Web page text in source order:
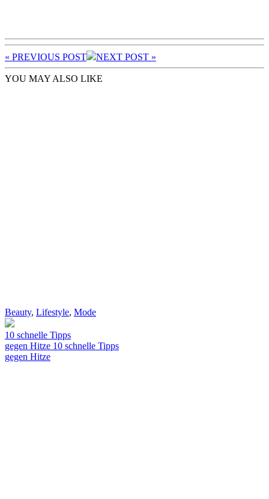
« PREVIOUS POST NEXT POST »
YOU MAY ALSO LIKE
Beauty, Lifestyle, Mode
10 schnelle Tipps
gegen Hitze 10 schnelle Tipps
gegen Hitze